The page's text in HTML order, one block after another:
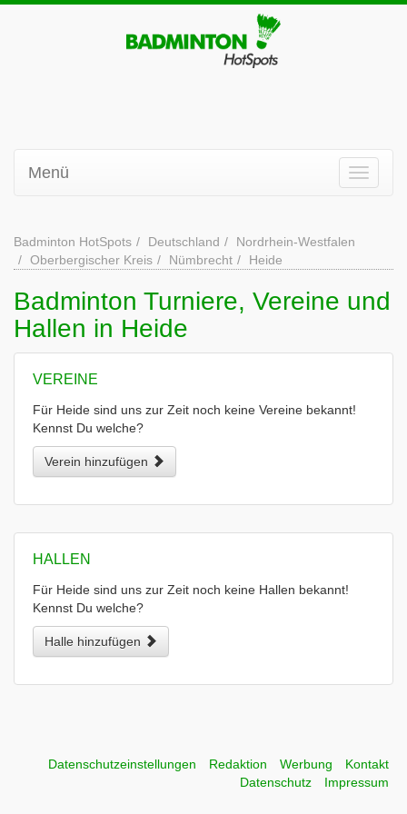
Menü
Badminton HotSpots Deutschland
Nordrhein-Westfalen
Oberbergischer Kreis
Nümbrecht Heide
Badminton Turniere, Vereine und
Hallen in Heide
VEREINE
Für Heide sind uns zur Zeit noch keine Vereine bekannt!
Kennst Du welche?
Verein hinzufügen
HALLEN
Für Heide sind uns zur Zeit noch keine Hallen bekannt!
Kennst Du welche?
Halle hinzufügen
Datenschutzeinstellungen Redaktion Werbung
Kontakt
Datenschutz
Impressum